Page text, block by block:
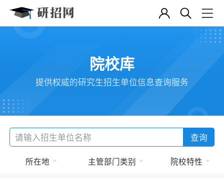
院校库
提供权威的研究生招生单位信息查询服务
查询
所在地 主管部门类别 院校特性